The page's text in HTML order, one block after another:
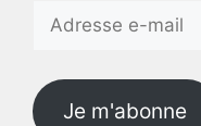
Adresse
Je m'abonne